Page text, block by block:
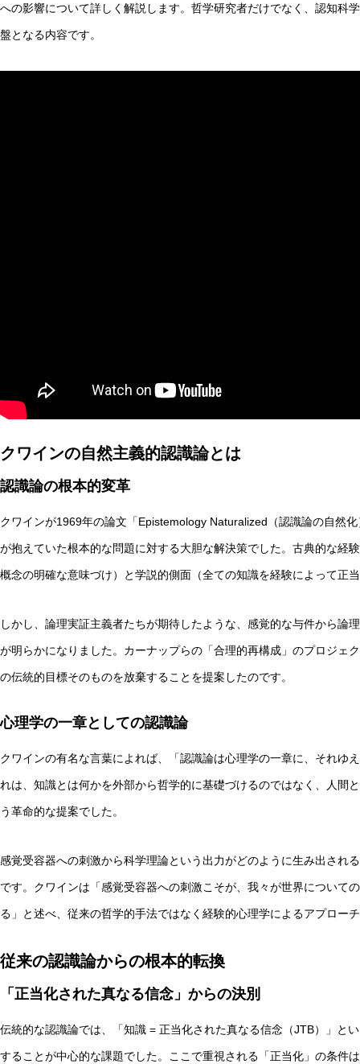
実験哲学とは？「直観の可塑性」研究からわかる哲学的判
への影響について詳しく解説します。哲学研究者だけでなく、認知科
盤となる内容です。
クワインの自然主義的認識論とは
認識論の根本的変革
クワインが1969年の論文「Epistemology Naturalized（認識論の自然
が抱えていた根本的な問題に対する大胆な解決策でした。古典的な経
概念の明確な意味づけ）と学説的側面（全ての知識を経験によって正
しかし、論理実証主義者たちが期待したような、感覚的な与件から論
が明らかになりました。カーナップらの「合理的再構成」のプロジェ
の伝統的目標そのものを放棄することを提案したのです。
心理学の一章としての認識論
クワインの有名な言葉によれば、「認識論は心理学の一章に、それゆ
れは、知識とは何かを外部から哲学的に基礎づけるのではなく、人間
う革命的な提案でした。
感覚受容器への刺激から科学理論という出力がどのように生み出され
です。クワインは「感覚受容器への刺激こそが、我々が世界について
る」と述べ、従来の哲学的手法ではなく経験的心理学によるアプロー
従来の認識論からの根本的転換
「正当化された真なる信念」からの決別
伝統的な認識論では、「知識 = 正当化された真なる信念（JTB）」と
することが中心的な課題でした。ここで重視される「正当化」の条件